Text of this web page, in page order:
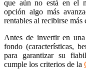
que aún no está en el
opción algo más
rentables al recibirse
Antes de invertir en
fondo (características,
para garantizar su
cumple los criterios de la